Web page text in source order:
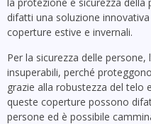
difatti una soluzione
coperture estive e invernali.
Per la sicurezza delle
insuperabili, perché
grazie alla robustezza del telo
queste coperture possono
persone ed è possibile